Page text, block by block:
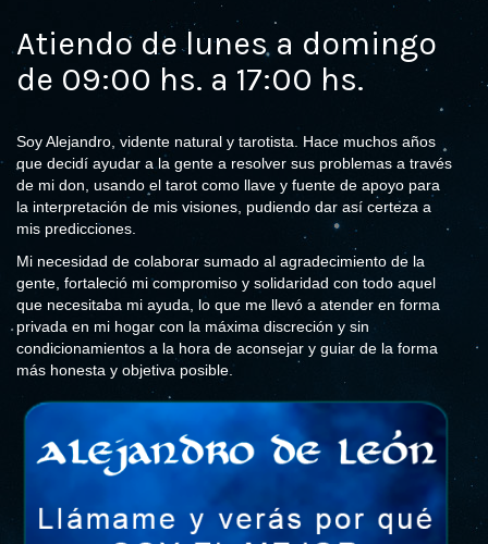
Atiendo de lunes a domingo
de 09:00 hs. a 17:00 hs.
Soy Alejandro, vidente natural y tarotista. Hace muchos años
que decidí ayudar a la gente a resolver sus problemas a través
de mi don, usando el tarot como llave y fuente de apoyo para
la interpretación de mis visiones, pudiendo dar así certeza a
mis predicciones.
Mi necesidad de colaborar sumado al agradecimiento de la
gente, fortaleció mi compromiso y solidaridad con todo aquel
que necesitaba mi ayuda, lo que me llevó a atender en forma
privada en mi hogar con la máxima discreción y sin
condicionamientos a la hora de aconsejar y guiar de la forma
más honesta y objetiva posible.